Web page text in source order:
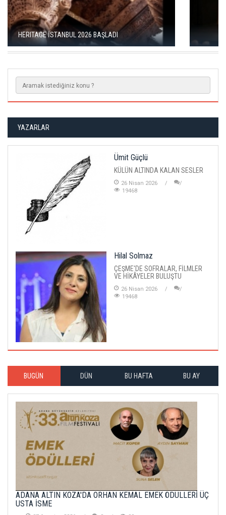
AYAR ÖDÜLLERİ KADIKÖY’DE SAHİPLERİNİ BULDU
YAZARLAR
Ümit Güçlü
KÜLÜN ALTINDA KALAN SESLER
26 Nisan 2026
19468
Hilal Solmaz
ÇEŞME'DE SOFRALAR, FİLMLER
VE HİKÂYELER BULUŞTU
26 Nisan 2026
19468
BUGÜN DÜN BU HAFTA BU AY
ADANA ALTIN KOZA'DA ORHAN KEMAL EMEK ÖDÜLLERİ ÜÇ
USTA İSME